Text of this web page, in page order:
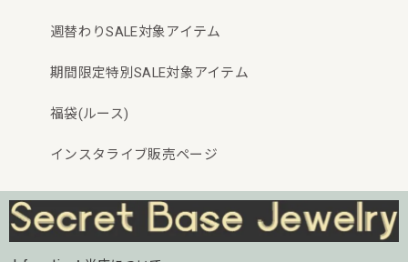
週替わりSALE対象アイテム
期間限定特別SALE対象アイテム
福袋(ルース)
インスタライブ販売ページ